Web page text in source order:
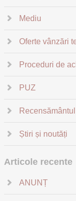
Mediu
Oferte vânzări
Proceduri de
PUZ
Știri și noutăți
Articole recente
ANUNȚ